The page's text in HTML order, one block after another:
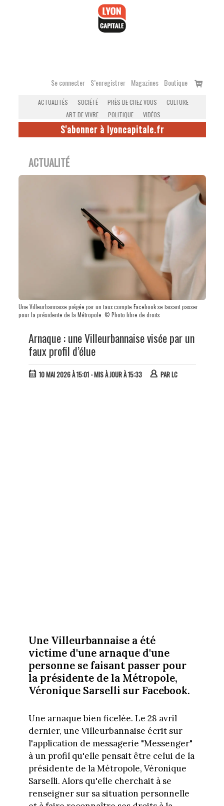
Se connecter S’enregistrer Magazines Boutique
Voir
ACTUALITÉS SOCIÉTÉ PRÈS DE CHEZ VOUS
CULTURE
ART DE VIVRE
POLITIQUE VIDÉOS
S'abonner à lyoncapitale.fr
ACTUALITÉ
Une Villeurbannaise piégée par un faux compte Facebook se faisant passer
pour la présidente de la Métropole. © Photo libre de droits
Arnaque : une Villeurbannaise visée par un
faux profil d’élue
10 MAI 2026 À 15:01- MIS À JOUR À 15:33 PARLC
Une Villeurbannaise a été
victime d'une arnaque d'une
personne se faisant passer pour
la présidente de la Métropole,
Véronique Sarselli sur Facebook.
Une arnaque bien ficelée. Le 28 avril
dernier, une Villeurbannaise écrit sur
l'application de messagerie "Messenger"
à un profil qu'elle pensait être celui de la
présidente de la Métropole, Véronique
Sarselli. Alors qu'elle cherchait à se
renseigner sur sa situation personnelle